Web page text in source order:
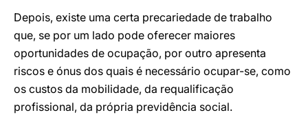
Depois, existe uma certa precariedade de trabalho
que, se por um lado pode oferecer maiores
oportunidades de ocupação, por outro apresenta
riscos e ónus dos quais é necessário ocupar-se, como
os custos da mobilidade, da requalificação
profissional, da própria previdência social.